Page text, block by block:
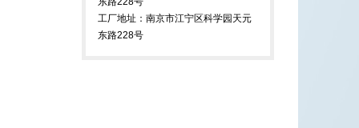
工厂地址：南京市江宁区科学园天元
东路228号